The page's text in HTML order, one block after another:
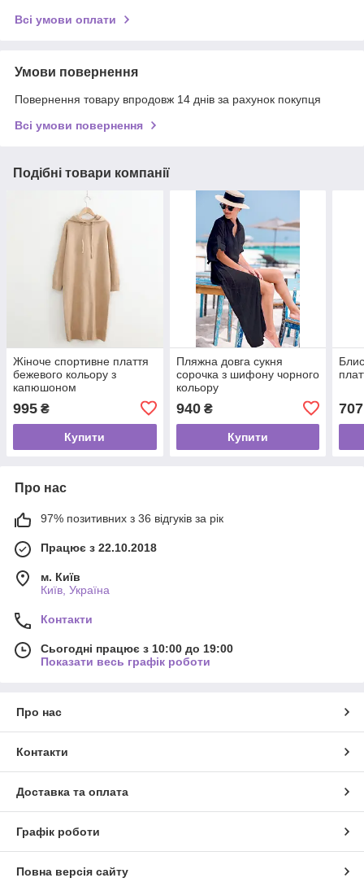
Всі умови оплати
Умови повернення
Повернення товару впродовж 14 днів за рахунок покупця
Всі умови повернення
Подібні товари компанії
Жіноче спортивне плаття
бежевого кольору з
капюшоном
995 ₴
Купити
Пляжна довга сукня
сорочка з шифону чорного
кольору
940₴
Купити
707
Про нас
97% позитивних з 36 відгуків за рік
Працює з 22.10.2018
м. Київ
Київ, Україна
Контакти
Сьогодні працює з 10:00 до 19:00
Показати весь графік роботи
Про нас
Контакти
Доставка та оплата
Графік роботи
Повна версія сайту